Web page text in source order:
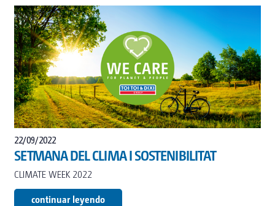
22/09/2022
SETMANA DEL CLIMA I SOSTENIBILITAT
CLIMATE WEEK 2022
continuar leyendo